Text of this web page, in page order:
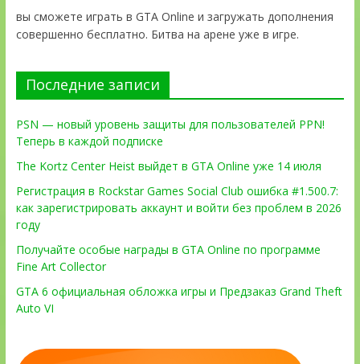
вы сможете играть в GTA Online и загружать дополнения
совершенно бесплатно. Битва на арене уже в игре.
Последние записи
PSN — новый уровень защиты для пользователей PPN!
Теперь в каждой подписке
The Kortz Center Heist выйдет в GTA Online уже 14 июля
Регистрация в Rockstar Games Social Club ошибка #1.500.7:
как зарегистрировать аккаунт и войти без проблем в 2026
году
Получайте особые награды в GTA Online по программе
Fine Art Collector
GTA 6 официальная обложка игры и Предзаказ Grand Theft
Auto VI